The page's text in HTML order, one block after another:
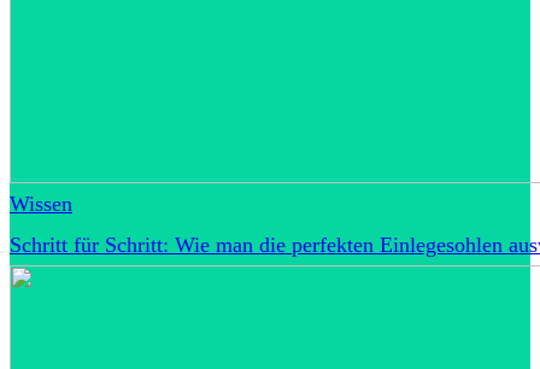
Wissen
Schritt für Schritt: Wie man die perfekten Einlegesohlen